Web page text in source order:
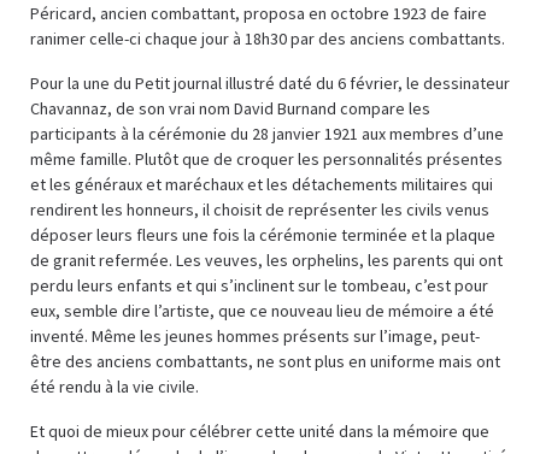
Péricard, ancien combattant, proposa en octobre 1923 de faire
ranimer celle-ci chaque jour à 18h30 par des anciens combattants.
Pour la une du Petit journal illustré daté du 6 février, le dessinateur
Chavannaz, de son vrai nom David Burnand compare les
participants à la cérémonie du 28 janvier 1921 aux membres d’une
même famille. Plutôt que de croquer les personnalités présentes
et les généraux et maréchaux et les détachements militaires qui
rendirent les honneurs, il choisit de représenter les civils venus
déposer leurs fleurs une fois la cérémonie terminée et la plaque
de granit refermée. Les veuves, les orphelins, les parents qui ont
perdu leurs enfants et qui s’inclinent sur le tombeau, c’est pour
eux, semble dire l’artiste, que ce nouveau lieu de mémoire a été
inventé. Même les jeunes hommes présents sur l’image, peut-
être des anciens combattants, ne sont plus en uniforme mais ont
été rendu à la vie civile.
Et quoi de mieux pour célébrer cette unité dans la mémoire que